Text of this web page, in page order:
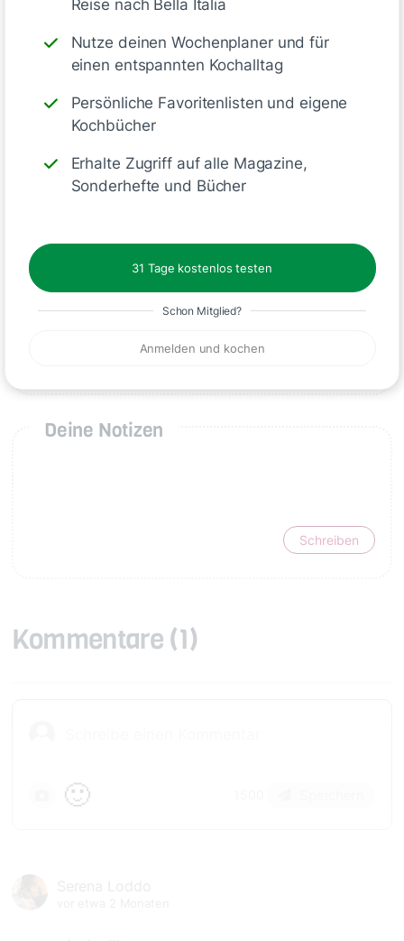
Reise nach Bella Italia
Nutze deinen Wochenplaner und für
einen entspannten Kochalltag
Persönliche Favoritenlisten und eigene
Kochbücher
Erhalte Zugriff auf alle Magazine,
Sonderhefte und Bücher
31 Tage kostenlos testen
Schon Mitglied?
Anmelden und kochen
mit einem Sparschäler in dünne
Scheiben schneiden.
2.2 EL Olivenöl in einer großen
Pfanne erhitzen. Zucchinischeiben
in die Pfanne geben und 1-2 min
auf jeder Seite braten, bis sie
glasig werden und leicht bräunen.
Teller auslegen und mit
Vinaigrette, Parmesan und
Deine Notizen
Schreiben
Kommentare (1)
🙂